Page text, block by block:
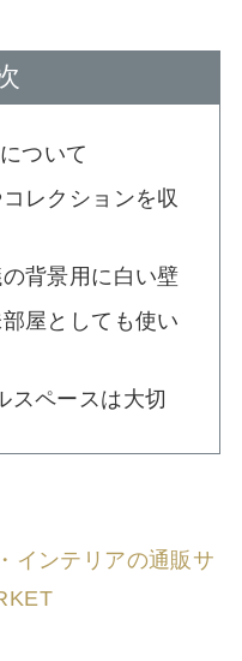
ついて
レクションを収
背景用に白い壁
屋としても使い
スペースは大切